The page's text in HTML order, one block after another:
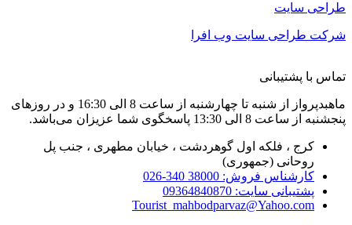
سایت
طراحی سایت وب افرا
با پشتیبانی
ماهبدپرواز از شنبه تا چهارشنبه از ساعت 8 الی 16:30 و در روزهای
ساعت 8 الی 13:30 پاسخگوی شما عزیزان می‌باشد.
کرج ، فلکه اول گوهردشت ، خیابان مطهری ، جنب پل
روحانی (جمهوری)
کارشناس فروش: 38000 340-026
پشتیبانی سایت: 09364840870
Tourist_mahbodparvaz@Yahoo.com